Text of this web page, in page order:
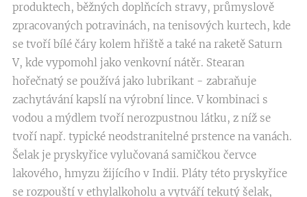
produktech, běžných doplňcích stravy, průmyslově
zpracovaných potravinách, na tenisových kurtech, kde
se tvoří bílé čáry kolem hřiště a také na raketě Saturn
V, kde vypomohl jako venkovní nátěr. Stearan
hořečnatý se používá jako lubrikant - zabraňuje
zachytávání kapslí na výrobní lince. V kombinaci s
vodou a mýdlem tvoří nerozpustnou látku, z níž se
tvoří např. typické neodstranitelné prstence na vanách.
Šelak je pryskyřice vylučovaná samičkou červce
lakového, hmyzu žijícího v Indii. Pláty této pryskyřice
se rozpouští v ethylalkoholu a vytváří tekutý šelak,